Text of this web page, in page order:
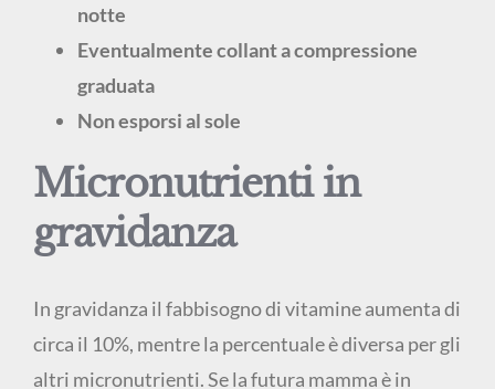
notte
Eventualmente collant a compressione
graduata
Non esporsi al sole
Micronutrienti in
gravidanza
In gravidanza il fabbisogno di vitamine aumenta di
circa il 10%, mentre la percentuale è diversa per gli
altri micronutrienti. Se la futura mamma è in